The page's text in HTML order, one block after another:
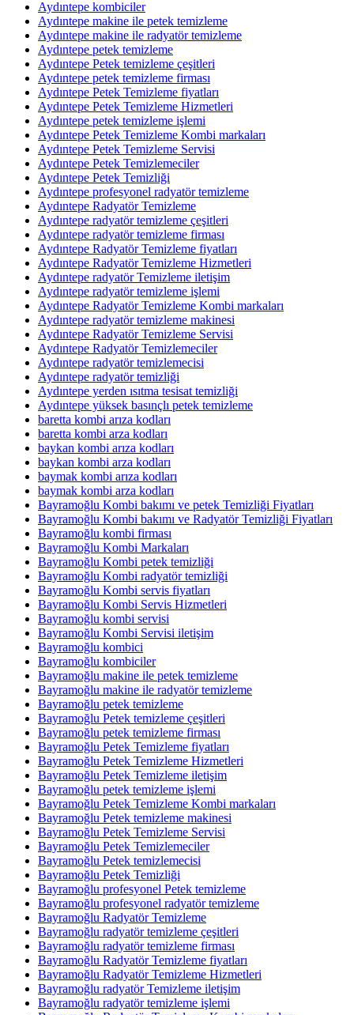
Aydıntepe kombiciler
Aydıntepe makine ile petek temizleme
Aydıntepe makine ile radyatör temizleme
Aydıntepe petek temizleme
Aydıntepe Petek temizleme çeşitleri
Aydıntepe petek temizleme firması
Aydıntepe Petek Temizleme fiyatları
Aydıntepe Petek Temizleme Hizmetleri
Aydıntepe petek temizleme işlemi
Aydıntepe Petek Temizleme Kombi markaları
Aydıntepe Petek Temizleme Servisi
Aydıntepe Petek Temizlemeciler
Aydıntepe Petek Temizliği
Aydıntepe profesyonel radyatör temizleme
Aydıntepe Radyatör Temizleme
Aydıntepe radyatör temizleme çeşitleri
Aydıntepe radyatör temizleme firması
Aydıntepe Radyatör Temizleme fiyatları
Aydıntepe Radyatör Temizleme Hizmetleri
Aydıntepe radyatör Temizleme iletişim
Aydıntepe radyatör temizleme işlemi
Aydıntepe Radyatör Temizleme Kombi markaları
Aydıntepe radyatör temizleme makinesi
Aydıntepe Radyatör Temizleme Servisi
Aydıntepe Radyatör Temizlemeciler
Aydıntepe radyatör temizlemecisi
Aydıntepe radyatör temizliği
Aydıntepe yerden ısıtma tesisat temizliği
Aydıntepe yüksek basınçlı petek temizleme
baretta kombi arıza kodları
baretta kombi arza kodları
baykan kombi arıza kodları
baykan kombi arza kodları
baymak kombi arıza kodları
baymak kombi arza kodları
Bayramoğlu Kombi bakımı ve petek Temizliği Fiyatları
Bayramoğlu Kombi bakımı ve Radyatör Temizliği Fiyatları
Bayramoğlu kombi firması
Bayramoğlu Kombi Markaları
Bayramoğlu Kombi petek temizliği
Bayramoğlu Kombi radyatör temizliği
Bayramoğlu Kombi servis fiyatları
Bayramoğlu Kombi Servis Hizmetleri
Bayramoğlu kombi servisi
Bayramoğlu Kombi Servisi iletişim
Bayramoğlu kombici
Bayramoğlu kombiciler
Bayramoğlu makine ile petek temizleme
Bayramoğlu makine ile radyatör temizleme
Bayramoğlu petek temizleme
Bayramoğlu Petek temizleme çeşitleri
Bayramoğlu petek temizleme firması
Bayramoğlu Petek Temizleme fiyatları
Bayramoğlu Petek Temizleme Hizmetleri
Bayramoğlu Petek Temizleme iletişim
Bayramoğlu petek temizleme işlemi
Bayramoğlu Petek Temizleme Kombi markaları
Bayramoğlu Petek temizleme makinesi
Bayramoğlu Petek Temizleme Servisi
Bayramoğlu Petek Temizlemeciler
Bayramoğlu Petek temizlemecisi
Bayramoğlu Petek Temizliği
Bayramoğlu profesyonel Petek temizleme
Bayramoğlu profesyonel radyatör temizleme
Bayramoğlu Radyatör Temizleme
Bayramoğlu radyatör temizleme çeşitleri
Bayramoğlu radyatör temizleme firması
Bayramoğlu Radyatör Temizleme fiyatları
Bayramoğlu Radyatör Temizleme Hizmetleri
Bayramoğlu radyatör Temizleme iletişim
Bayramoğlu radyatör temizleme işlemi